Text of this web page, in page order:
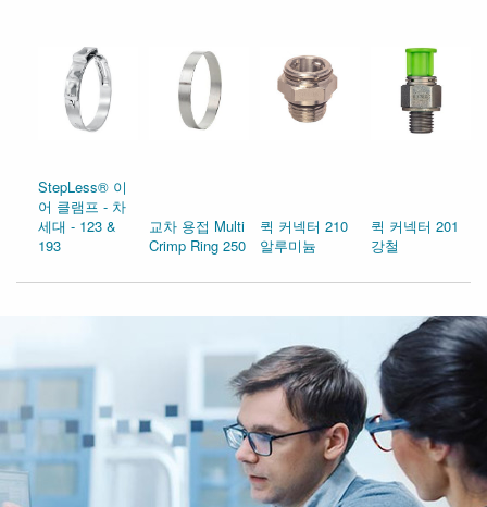
StepLess® 이
어 클램프 - 차
세대 - 123 &
193
교차 용접 Multi
Crimp Ring 250
퀵 커넥터 210
알루미늄
퀵 커넥터 201
강철